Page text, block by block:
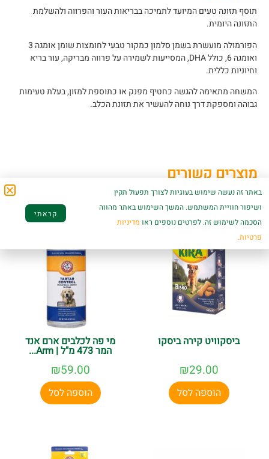
תוסף תזונה טעים המיועד לתמיכה בבריאות העור והפרווה ולהשלמת
התזונה היומית.
הפורמולה מועשרת בשמן סלמון כמקור טבעי לחומצות שומן אומגה 3
ואומגה 6, כולל DHA, המסייעות לשמירה על פרווה מבריקה, עור בריא
וחיוניות כללית.
המשחה מתאימה להגשה כחטיף מפנק או כתוספת למזון, בעלת טעימות
גבוהה ומספקת דרך נוחה להעשיר את תזונת הכלב.
מוצרים קשורים
ביסקוויט קירה ביסקו
₪29.00
הוספה לסל
מי פה לכלבים ארם אנד
המר 473 מ"ל | Arm...
₪59.00
הוספה לסל
באתר זה נעשה שימוש בעוגיות לצורך תפעול תקין
ושיפור חוויית המשתמש. המשך השימוש באתר מהווה
הסכמה לשימוש זה. לפרטים נוספים ראו מדיניות
פרטיות.
קראתי